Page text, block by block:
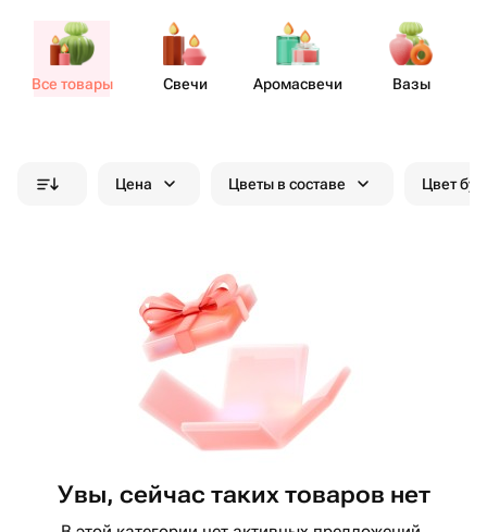
Все товары Свечи Аром​асвечи Вазы
Цена Цветы в составе Цвет
Увы, сейчас таких товаров нет